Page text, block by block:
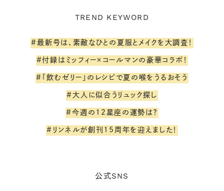
TREND KEYWORD
#最新号は、素敵なひとの夏服とメイクを大調査！
#付録はミッフィー×コールマンの豪華コラボ！
#「飲むゼリー」のレシピで夏の喉をうるおそう
#大人に似合うリュック探し
#今週の12星座の運勢は？
#リンネルが創刊15周年を迎えました！
公式SNS